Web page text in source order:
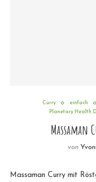
Curry einfach
Planetary Health
Massaman
von
Massaman Curry mit